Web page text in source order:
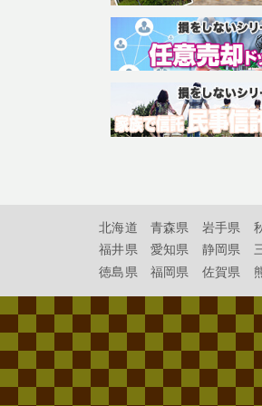
北海道 青森県 岩手県
福井県
愛知県 静岡県
徳島県
福岡県 佐賀県